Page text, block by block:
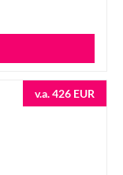
v.a. 426 EUR